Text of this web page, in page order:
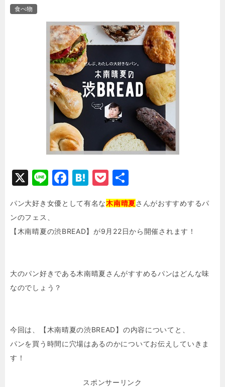
食べ物
X
Li
e
F
c
e
o
H
e
n
a
P
o
c
k
e
有
パン大好き女優として有名な木南晴夏さんがおすすめするパ
ンのフェス、
【木南晴夏の渋BREAD】が9月22日から開催されます！
大のパン好きである木南晴夏さんがすすめるパンはどんな味
なのでしょう？
今回は、【木南晴夏の渋BREAD】の内容についてと、
パンを買う時間に穴場はあるのかについてお伝えしていきま
す！
スポンサーリンク